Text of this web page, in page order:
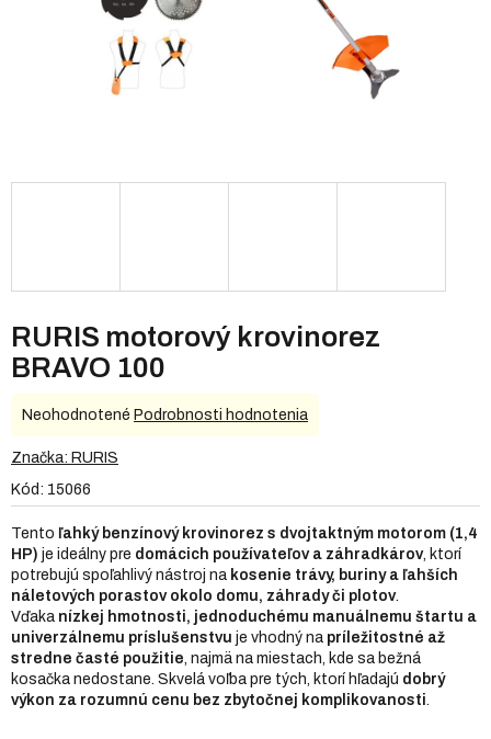
RURIS motorový krovinorez
BRAVO 100
Kód: 15066
Tento ľahký benzínový krovinorez s dvojtaktným motorom (1,4
HP) je ideálny pre domácich používateľov a záhradkárov, ktorí
potrebujú spoľahlivý nástroj na kosenie trávy, buriny a ľahších
náletových porastov okolo domu, záhrady či plotov.
Vďaka nízkej hmotnosti, jednoduchému manuálnemu štartu a
univerzálnemu príslušenstvu je vhodný na príležitostné až
stredne časté použitie, najmä na miestach, kde sa bežná
kosačka nedostane. Skvelá voľba pre tých, ktorí hľadajú dobrý
výkon za rozumnú cenu bez zbytočnej komplikovanosti.
Priemerné
produktu
0,0
5
hviezdičiek.
Neohodnotené Podrobnosti hodnotenia
Značka: RURIS